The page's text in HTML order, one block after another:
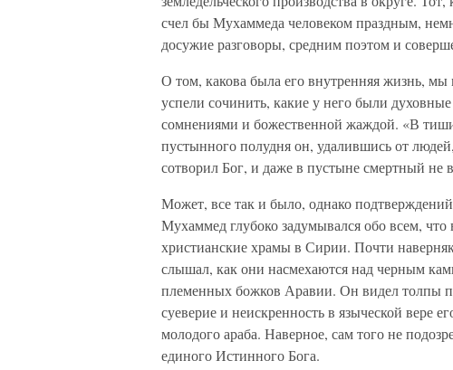
счел бы Мухаммеда человеком праздным,
досужие разговоры, средним поэтом и
О том, какова была его внутренняя жизнь,
успели сочинить, какие у него были
сомнениями и божественной жаждой. «В
пустынного полудня он, удалившись от
сотворил Бог, и даже в пустыне смертный не
Может, все так и было, однако
Мухаммед глубоко задумывался обо всем,
христианские храмы в Сирии. Почти
слышал, как они насмехаются над черным
племенных божков Аравии. Он видел толпы
суеверие и неискренность в языческой вере
молодого араба. Наверное, сам того не
единого Истинного Бога.